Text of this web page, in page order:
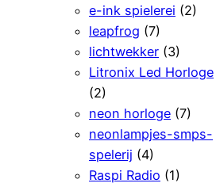
e-ink spielerei (2)
leapfrog (7)
lichtwekker (3)
Litronix Led Horloge
(2)
neon horloge (7)
neonlampjes-smps-
spelerij (4)
Raspi Radio (1)